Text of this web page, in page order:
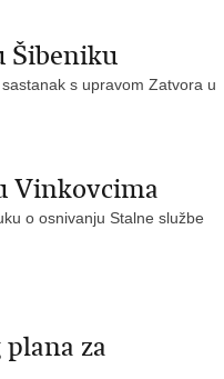
Šibeniku
s upravom Zatvora u
Vinkovcima
o osnivanju Stalne službe
za